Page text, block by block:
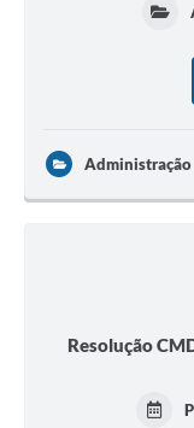
Administração
Resolução